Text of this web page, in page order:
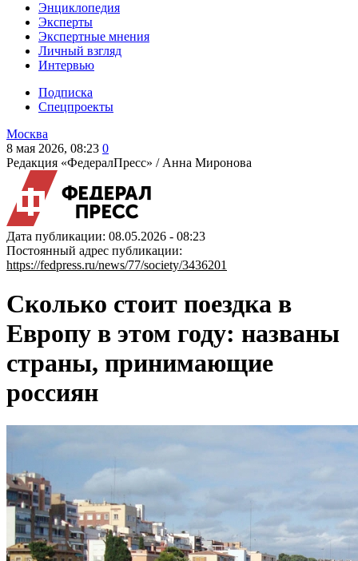
Энциклопедия
Эксперты
Экспертные мнения
Личный взгляд
Интервью
Подписка
Спецпроекты
Москва
8 мая 2026, 08:23 0
Редакция «ФедералПресс» / Анна Миронова
Дата публикации: 08.05.2026 - 08:23
Постоянный адрес публикации:
https://fedpress.ru/news/77/society/3436201
Сколько стоит поездка в
Европу в этом году: названы
страны, принимающие
россиян